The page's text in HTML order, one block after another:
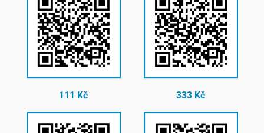
111 Kč 333 Kč